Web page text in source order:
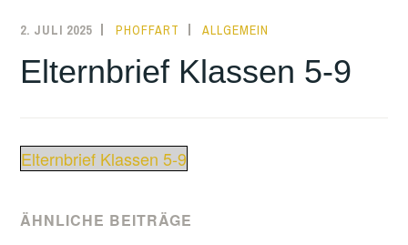
2. JULI 2025 PHOFFART ALLGEMEIN
Elternbrief Klassen 5-9
Elternbrief Klassen 5-9
ÄHNLICHE BEITRÄGE